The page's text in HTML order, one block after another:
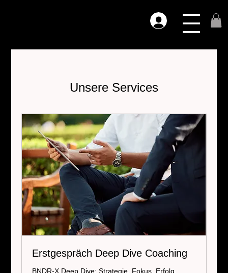
Unsere Services
Erstgespräch Deep Dive Coaching
BNDR-X Deep Dive: Strategie. Fokus. Erfolg.